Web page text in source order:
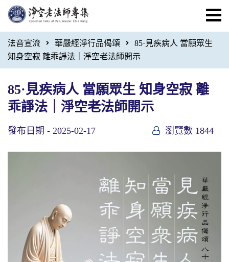
法音宣流 華嚴經淨行品偈頌
85·見疾病人 當願眾生
知身空寂 離乖諍法｜淨空老法師開示
85·見疾病人 當願眾生 知身空寂 離
乖諍法｜淨空老法師開示
發布日期 - 2025-02-17 瀏覽數 1844